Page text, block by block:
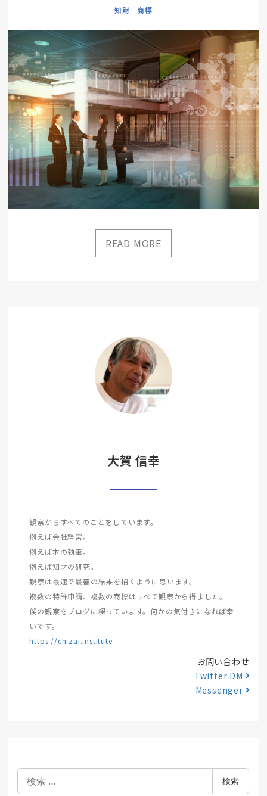
知財 商標
大賀 信幸
観察からすべてのことをしています。
例えば会社経営。
例えば本の執筆。
例えば知財の研究。
観察は最速で最善の結果を招くように思います。
複数の特許申請、複数の商標はすべて観察から得ました。
僕の観察をブログに綴っています。何かの気付きになれば幸
いです。
https://chizai.institute
お問い合わせ
Twitter DM
Messenger
索
検索